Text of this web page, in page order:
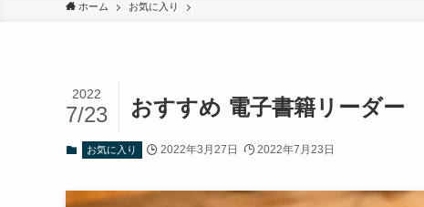
ホーム お気に入り
おすすめ 電子書籍リーダー
2022
7/23
お気に入り 2022年3月27日 2022年7月23日